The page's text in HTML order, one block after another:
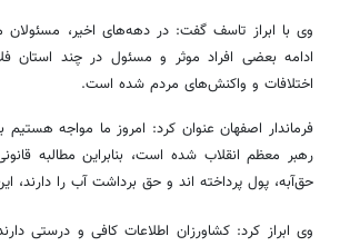
وی با ابراز تاسف گفت: در دهه‌های اخیر،
ادامه بعضی افراد موثر و مسئول در چند
اختلافات و واکنش‌های مردم شده است.
فرماندار اصفهان عنوان کرد: امروز ما مواجه هستیم
رهبر معظم انقلاب شده است، بنابراین مطالبه
حق‌آبه، پول پرداخته اند و حق برداشت آب را
وی ابراز کرد: کشاورزان اطلاعات کافی و